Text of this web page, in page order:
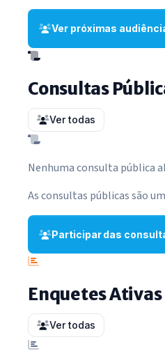
Ver próximas
Consultas
Ver todas
Nenhuma consulta pública
As consultas públicas são
Participar das
Enquetes Ativas
Ver todas